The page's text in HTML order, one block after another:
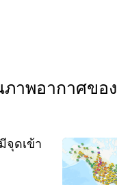
าพอากาศข
จุดเข้า